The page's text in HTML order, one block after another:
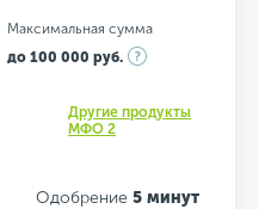
Максимальная сумма
до 100 000 руб.
Другие продукты
МФО 2
Одобрение 5 минут